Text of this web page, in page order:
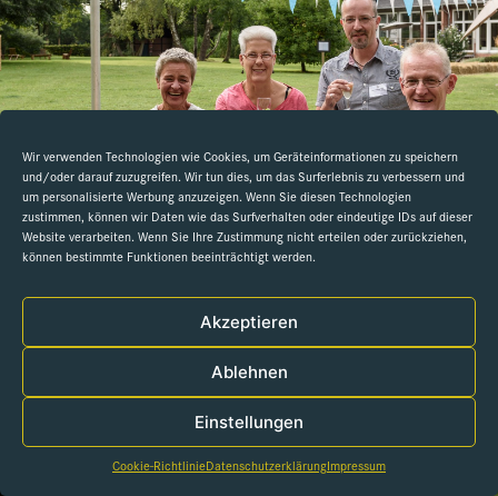
Wir verwenden Technologien wie Cookies, um Geräteinformationen zu speichern
und/oder darauf zuzugreifen. Wir tun dies, um das Surferlebnis zu verbessern und
um personalisierte Werbung anzuzeigen. Wenn Sie diesen Technologien
zustimmen, können wir Daten wie das Surfverhalten oder eindeutige IDs auf dieser
Website verarbeiten. Wenn Sie Ihre Zustimmung nicht erteilen oder zurückziehen,
können bestimmte Funktionen beeinträchtigt werden.
Akzeptieren
Ablehnen
Einstellungen
Cookie-RichtlinieDatenschutzerklärungImpressum